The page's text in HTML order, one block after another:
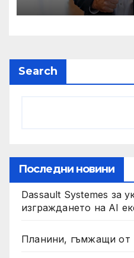
президент
Search
Последни новини
Dassault Systemes за
изграждането на AI
Планини, гъмжащи от